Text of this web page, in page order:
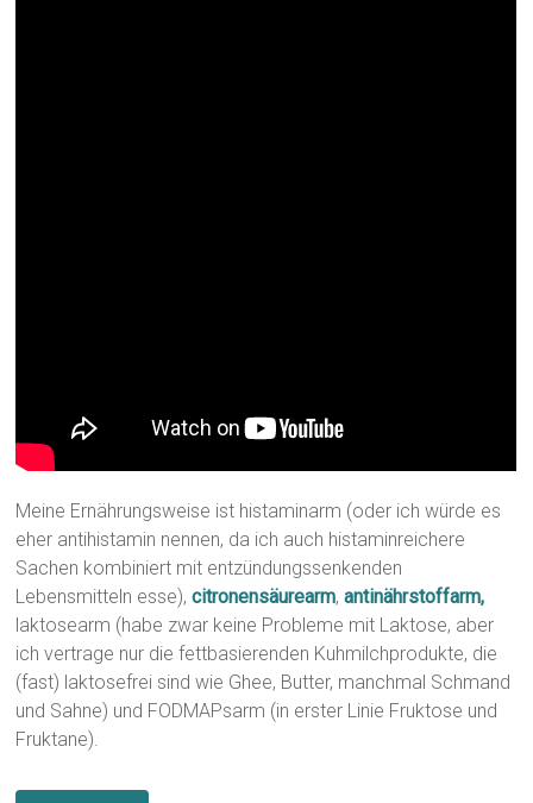
Meine Ernährungsweise ist histaminarm (oder ich würde es
eher antihistamin nennen, da ich auch histaminreichere
Sachen kombiniert mit entzündungssenkenden
Lebensmitteln esse),citronensäurearm,antinährstoffarm,
laktosearm (habe zwar keine Probleme mit Laktose, aber
ich vertrage nur die fettbasierenden Kuhmilchprodukte, die
(fast) laktosefrei sind wie Ghee, Butter, manchmal Schmand
und Sahne) und FODMAPsarm (in erster Linie Fruktose und
Fruktane).